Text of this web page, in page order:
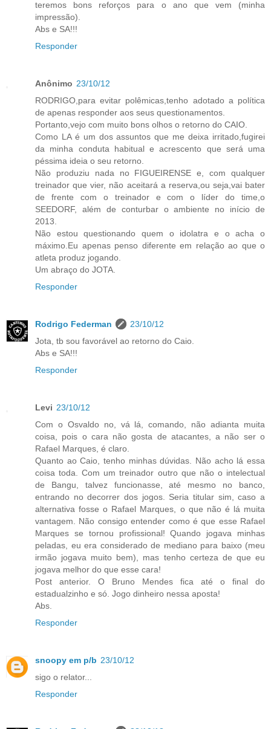
teremos bons reforços para o ano que vem (minha
impressão).
Abs e SA!!!
Responder
Anônimo 23/10/12
RODRIGO,para evitar polêmicas,tenho adotado a política
de apenas responder aos seus questionamentos.
Portanto,vejo com muito bons olhos o retorno do CAIO.
Como LA é um dos assuntos que me deixa irritado,fugirei
da minha conduta habitual e acrescento que será uma
péssima ideia o seu retorno.
Não produziu nada no FIGUEIRENSE e, com qualquer
treinador que vier, não aceitará a reserva,ou seja,vai bater
de frente com o treinador e com o líder do time,o
SEEDORF, além de conturbar o ambiente no início de
2013.
Não estou questionando quem o idolatra e o acha o
máximo.Eu apenas penso diferente em relação ao que o
atleta produz jogando.
Um abraço do JOTA.
Responder
Rodrigo Federman
23/10/12
Jota, tb sou favorável ao retorno do Caio.
Abs e SA!!!
Responder
Levi 23/10/12
Com o Osvaldo no, vá lá, comando, não adianta muita
coisa, pois o cara não gosta de atacantes, a não ser o
Rafael Marques, é claro.
Quanto ao Caio, tenho minhas dúvidas. Não acho lá essa
coisa toda. Com um treinador outro que não o intelectual
de Bangu, talvez funcionasse, até mesmo no banco,
entrando no decorrer dos jogos. Seria titular sim, caso a
alternativa fosse o Rafael Marques, o que não é lá muita
vantagem. Não consigo entender como é que esse Rafael
Marques se tornou profissional! Quando jogava minhas
peladas, eu era considerado de mediano para baixo (meu
irmão jogava muito bem), mas tenho certeza de que eu
jogava melhor do que esse cara!
Post anterior. O Bruno Mendes fica até o final do
estadualzinho e só. Jogo dinheiro nessa aposta!
Abs.
Responder
snoopy em p/b 23/10/12
sigo o relator...
Responder